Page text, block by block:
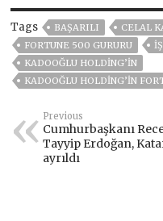
Tags BAŞARILI CELAL
FORTUNE 500 GURURU
KADOOĞLU HOLDING’IN
KADOOĞLU HOLDING’IN
Previous
Cumhurbaşkanı
Tayyip Erdoğan,
ayrıldı